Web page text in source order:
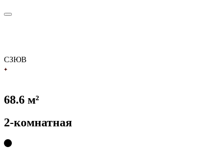
СЗЮВ
68.6 м²
2-комнатная